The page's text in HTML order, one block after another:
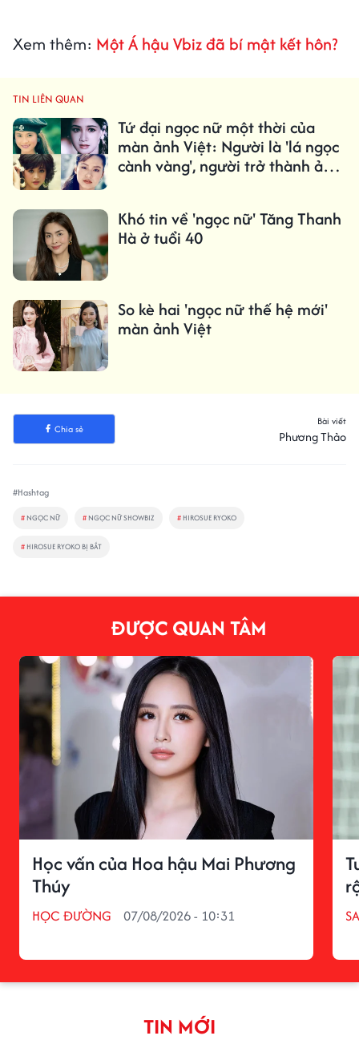
Xem thêm: Một Á hậu Vbiz đã bí mật kết hôn?
TIN LIÊN QUAN
Tứ đại ngọc nữ một thời của
màn ảnh Việt: Người là 'lá ngọc
cành vàng', người trở thành ảnh
Khó tin về 'ngọc nữ' Tăng Thanh
Hà ở tuổi 40
So kè hai 'ngọc nữ thế hệ mới'
màn ảnh Việt
Chia sẻ
Bài viết
Phương Thảo
#Hashtag
# NGỌC NỮ # NGỌC NỮ SHOWBIZ # HIROSUE RYOKO
# HIROSUE RYOKO BỊ BẮT
ĐƯỢC QUAN TÂM
Học vấn của Hoa hậu Mai Phương
Thúy
HỌC ĐƯỜNG 07/08/2026 - 10:31
TIN MỚI